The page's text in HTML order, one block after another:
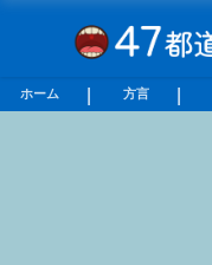
ホーム 方言